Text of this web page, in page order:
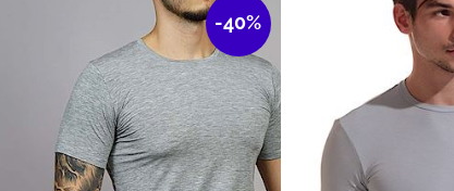
-40%